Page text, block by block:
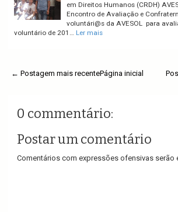
em Direitos Humanos (CRDH)
Encontro de Avaliação e
voluntári@s da AVESOL para
voluntário de 201… Ler mais
← Postagem mais recentePágina inicial
0 commentário:
Postar um comentário
Comentários com expressões ofensivas serão